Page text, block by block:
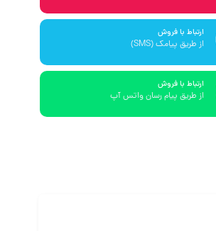
ارتباط با فروش
از طریق پیامک (SMS)
ارتباط با فروش
از طریق پیام رسان واتس آپ